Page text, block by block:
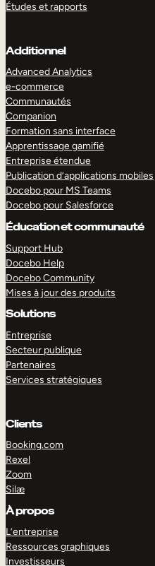
Études et rapports
Additionnel
Advanced Analytics
e-commerce
Communautés
Companion
Formation sans interface
Apprentissage gamifié
Entreprise étendue
Publication d’applications mobiles
Docebo pour MS Teams
Docebo pour Salesforce
Éducation et communauté
Support Hub
Docebo Help
Docebo Community
Mises à jour des produits
Solutions
Entreprise
Secteur publique
Partenaires
Services stratégiques
Clients
Booking.com
Rexel
Zoom
Silæ
À propos
L’entreprise
Ressources graphiques
Investisseurs